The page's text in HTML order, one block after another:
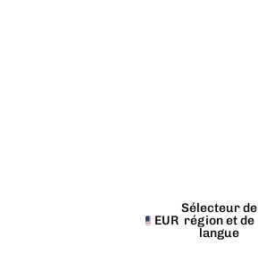
EUR
Sélecteur de
région et de
langue